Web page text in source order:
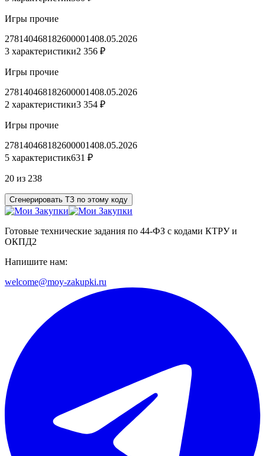
Игры прочие
278140468182600001408.05.2026
3 характеристики2 356 ₽
Игры прочие
278140468182600001408.05.2026
2 характеристики3 354 ₽
Игры прочие
278140468182600001408.05.2026
5 характеристик631 ₽
20 из 238
Сгенерировать ТЗ по этому коду
Готовые технические задания по 44-ФЗ с кодами КТРУ и
ОКПД2
Напишите нам:
welcome@moy-zakupki.ru